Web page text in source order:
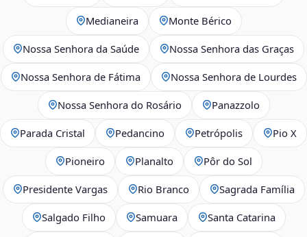
Medianeira Monte Bérico
Nossa Senhora da Saúde Nossa Senhora das Graças
Nossa Senhora de Fátima Nossa Senhora de Lourdes
Nossa Senhora do Rosário Panazzolo
Parada Cristal Pedancino Petrópolis Pio X
Pioneiro Planalto Pôr do Sol
Presidente Vargas Rio Branco Sagrada Família
Salgado Filho Samuara Santa Catarina